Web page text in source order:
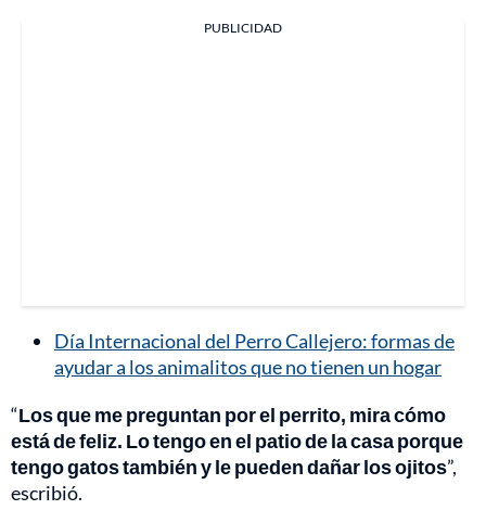
PUBLICIDAD
Día Internacional del Perro Callejero: formas de
ayudar a los animalitos que no tienen un hogar
“Los que me preguntan por el perrito, mira cómo
está de feliz. Lo tengo en el patio de la casa porque
tengo gatos también y le pueden dañar los ojitos”,
escribió.